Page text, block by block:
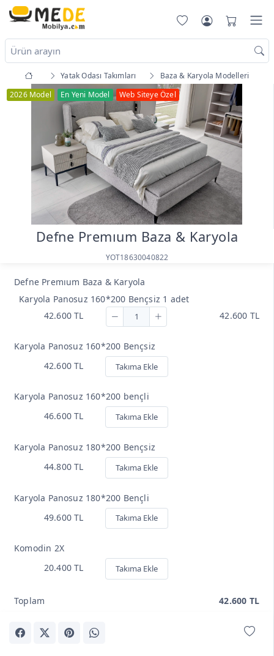
Yatak Odası Takımları
Baza & Karyola Modelleri
2026 Model
En Yeni Model Web Siteye Özel
Defne Premıum Baza & Karyola
YOT18630040822
Defne Premıum Baza & Karyola
Karyola Panosuz 160*200 Bençsiz 1 adet
42.600 TL
42.600 TL
Karyola Panosuz 160*200 Bençsiz
42.600 TL
Takıma Ekle
Karyola Panosuz 160*200 bençli
46.600 TL
Takıma Ekle
Karyola Panosuz 180*200 Bençsiz
44.800 TL
Takıma Ekle
Karyola Panosuz 180*200 Bençli
49.600 TL
Takıma Ekle
Komodin 2X
20.400 TL
Takıma Ekle
Toplam 42.600 TL